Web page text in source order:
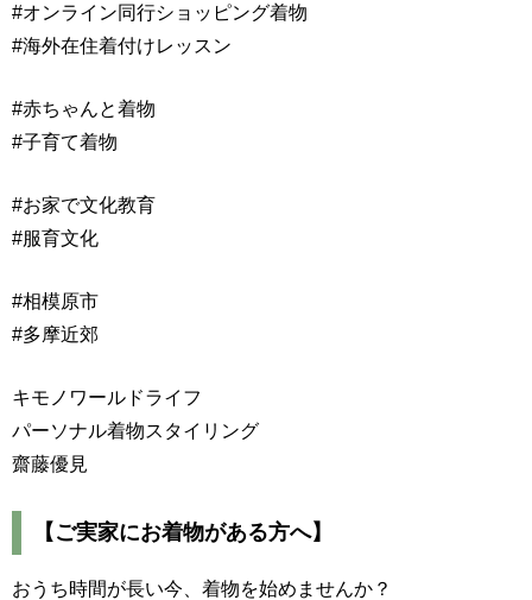
#オンライン同行ショッピング着物
#海外在住着付けレッスン
#赤ちゃんと着物
#子育て着物
#お家で文化教育
#服育文化
#相模原市
#多摩近郊
キモノワールドライフ
パーソナル着物スタイリング
齋藤優見
【ご実家にお着物がある方へ】
おうち時間が長い今、着物を始めませんか？